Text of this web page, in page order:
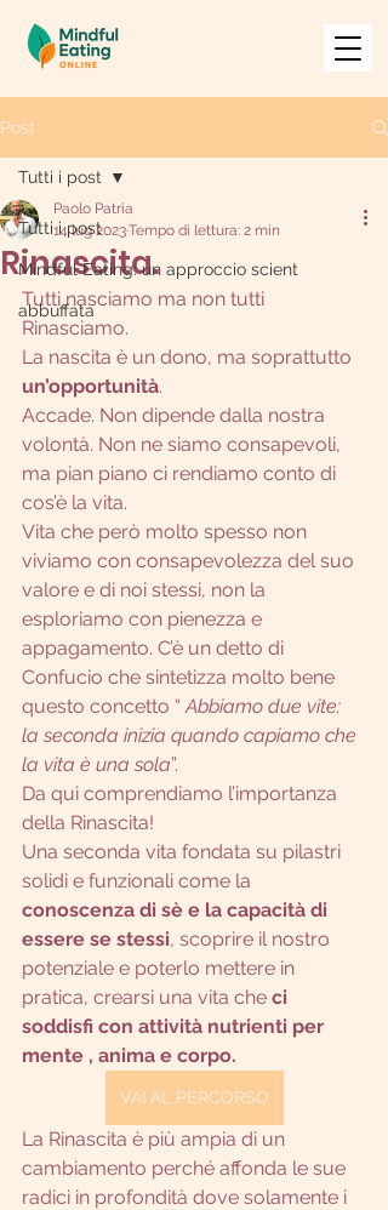
Post
Tutti i post
Mindful Eating: un approccio scient
abbuffata
Tutti i post
Rinascita.
Paolo Patria
14 lug 2023Tempo di lettura: 2 min
Tutti nasciamo ma non tutti
Rinasciamo.
La nascita è un dono, ma soprattutto
un’opportunità.
Accade. Non dipende dalla nostra
volontà. Non ne siamo consapevoli,
ma pian piano ci rendiamo conto di
cos’è la vita.
Vita che però molto spesso non
viviamo con consapevolezza del suo
valore e di noi stessi, non la
esploriamo con pienezza e
appagamento. C’è un detto di
Confucio che sintetizza molto bene
questo concetto “ Abbiamo due vite:
la seconda inizia quando capiamo che
la vita è una sola”.
Da qui comprendiamo l’importanza
della Rinascita!
Una seconda vita fondata su pilastri
solidi e funzionali come la
conoscenza di sè e la capacità di
essere se stessi, scoprire il nostro
potenziale e poterlo mettere in
pratica, crearsi una vita che ci
soddisfi con attività nutrienti per
mente , anima e corpo.
VAI AL PERCORSO
La Rinascita è più ampia di un
cambiamento perché affonda le sue
radici in profondità dove solamente i